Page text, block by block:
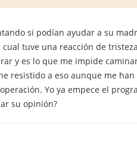
si podían ayudar a su
tuve una reacción de
y es lo que me impide
resistido a eso aunque me
Yo ya empece el
su opinión?